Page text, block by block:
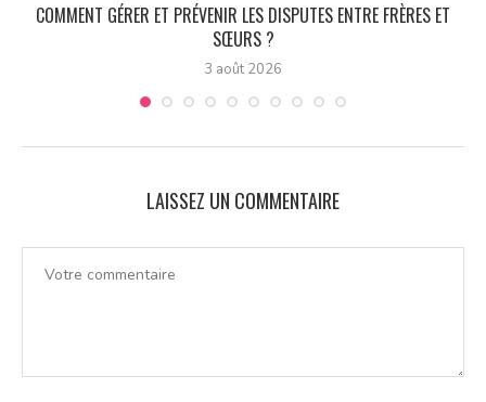
COMMENT GÉRER ET PRÉVENIR LES DISPUTES ENTRE FRÈRES ET
SŒURS ?
3 août 2026
LAISSEZ UN COMMENTAIRE